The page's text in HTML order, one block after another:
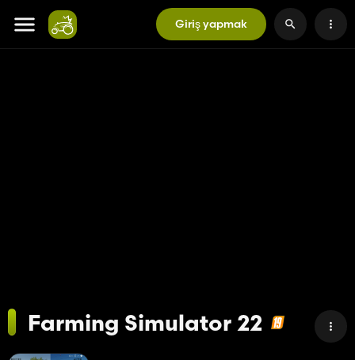
Giriş yapmak
Farming Simulator 22